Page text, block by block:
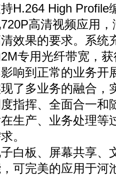
H.264 High Profile
高清视频应用
效果的要求。系统
专用光纤带宽，
响到正常的业务开
了多业务的融合，
指挥、全面合一和
生产、业务处理等
。
白板、屏幕共享、
可完美的应用于河